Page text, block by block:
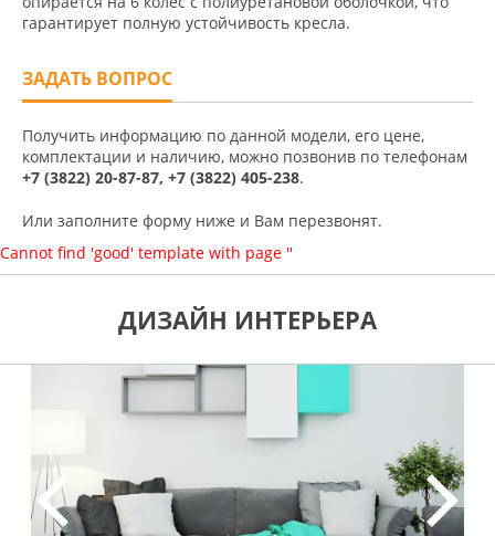
гарантирует полную устойчивость кресла.
ЗАДАТЬ ВОПРОС
Получить информацию по данной модели, его цене,
комплектации и наличию, можно позвонив по телефонам
+7 (3822) 20-87-87, +7 (3822) 405-238.
Или заполните форму ниже и Вам перезвонят.
Cannot find 'good' template with page ''
ДИЗАЙН ИНТЕРЬЕРА